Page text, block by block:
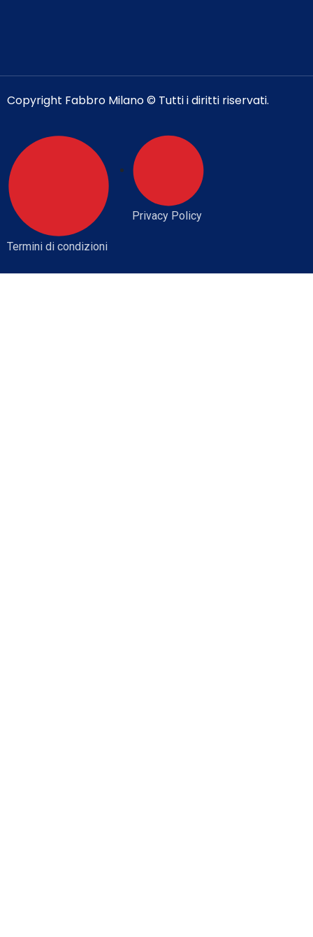
Copyright Fabbro Milano © Tutti i diritti riservati.
Termini di condizioni
Privacy Policy